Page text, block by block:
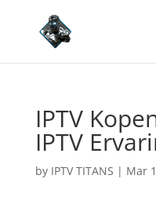
IPTV
IPTV
by IPTV TITANS | Mar